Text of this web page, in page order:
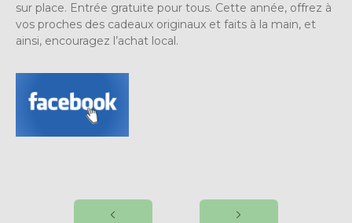
sur place. Entrée gratuite pour tous. Cette année, offrez à
vos proches des cadeaux originaux et faits à la main, et
ainsi, encouragez l’achat local.